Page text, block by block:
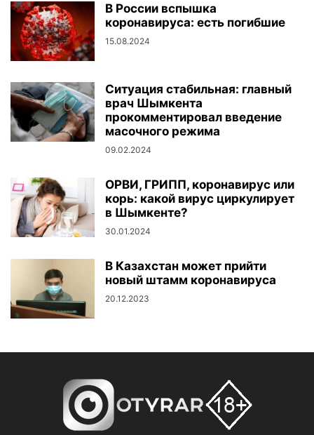
В России вспышка
коронавируса: есть погибшие
15.08.2024
Ситуация стабильная: главный
врач Шымкента
прокомментировал введение
масочного режима
09.02.2024
ОРВИ, ГРИПП, коронавирус или
корь: какой вирус циркулирует
в Шымкенте?
30.01.2024
В Казахстан может прийти
новый штамм коронавируса
20.12.2023